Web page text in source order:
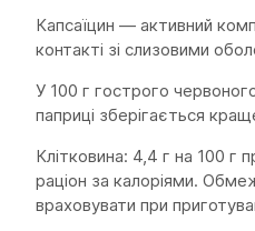
Капсаїцин — активний
контакті зі слизовими
У 100 г гострого
паприці зберігається
Клітковина: 4,4 г на 100 г
раціон за калоріями.
враховувати при